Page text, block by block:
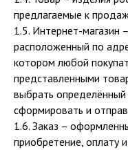
предлагаемые к
1.5. Интернет-магазин
расположенный по
котором любой
представленными
выбрать
сформировать и
1.6. Заказ –
приобретение, оплату